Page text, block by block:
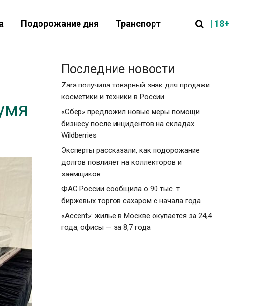
Подорожание дня Транспорт | 18+
Последние новости
Zara получила товарный знак для продажи
косметики и техники в России
«Сбер» предложил новые меры помощи
бизнесу после инцидентов на складах
Wildberries
Эксперты рассказали, как подорожание
долгов повлияет на коллекторов и
заемщиков
ФАС России сообщила о 90 тыс. т
биржевых торгов сахаром с начала года
«Accent»: жилье в Москве окупается за 24,4
года, офисы — за 8,7 года